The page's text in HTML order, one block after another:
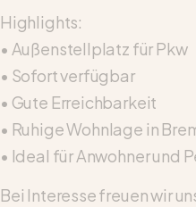
Highlights:
• Außenstellplatz für Pkw
• Sofort verfügbar
• Gute Erreichbarkeit
• Ruhige Wohnlage in
• Ideal für Anwohner und
Bei Interesse freuen wir